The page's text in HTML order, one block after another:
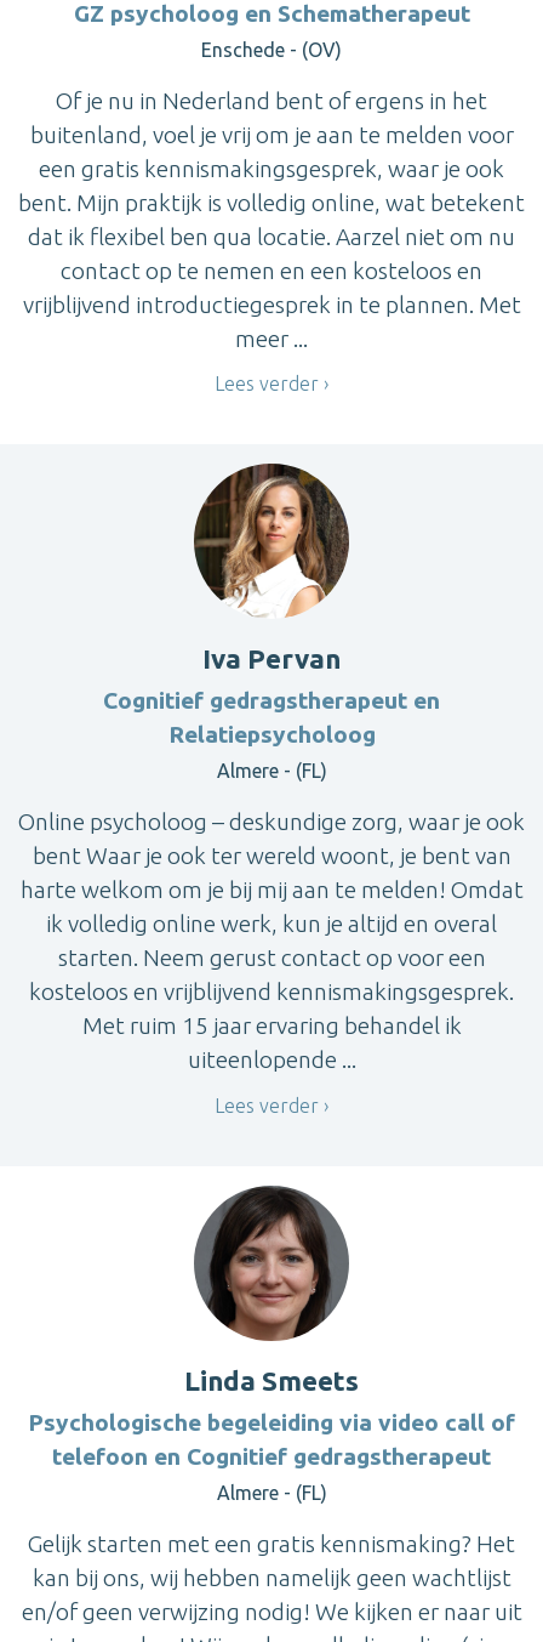
GZ psycholoog en Schematherapeut
Enschede - (OV)
Of je nu in Nederland bent of ergens in het
buitenland, voel je vrij om je aan te melden voor
een gratis kennismakingsgesprek, waar je ook
bent. Mijn praktijk is volledig online, wat betekent
dat ik flexibel ben qua locatie. Aarzel niet om nu
contact op te nemen en een kosteloos en
vrijblijvend introductiegesprek in te plannen. Met
meer ...
Lees verder
Iva Pervan
Cognitief gedragstherapeut en
Relatiepsycholoog
Almere - (FL)
Online psycholoog – deskundige zorg, waar je ook
bent Waar je ook ter wereld woont, je bent van
harte welkom om je bij mij aan te melden! Omdat
ik volledig online werk, kun je altijd en overal
starten. Neem gerust contact op voor een
kosteloos en vrijblijvend kennismakingsgesprek.
Met ruim 15 jaar ervaring behandel ik
uiteenlopende ...
Lees verder
Linda Smeets
Psychologische begeleiding via video call of
telefoon en Cognitief gedragstherapeut
Almere - (FL)
Gelijk starten met een gratis kennismaking? Het
kan bij ons, wij hebben namelijk geen wachtlijst
en/of geen verwijzing nodig! We kijken er naar uit